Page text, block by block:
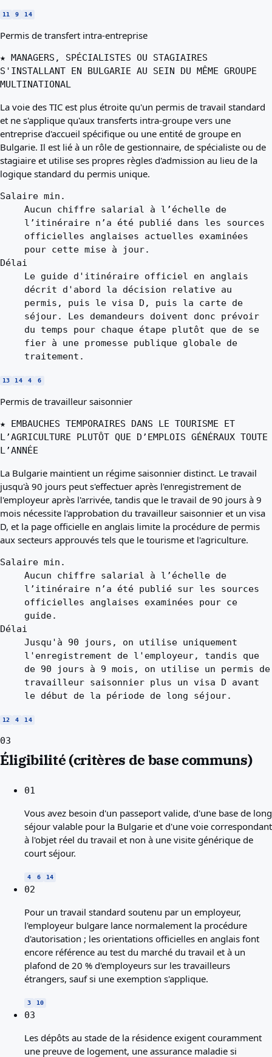
11 9 14
Permis de transfert intra-entreprise
★ MANAGERS, SPÉCIALISTES OU STAGIAIRES
S'INSTALLANT EN BULGARIE AU SEIN DU MÊME GROUPE
MULTINATIONAL
La voie des TIC est plus étroite qu'un permis de travail standard
et ne s'applique qu'aux transferts intra-groupe vers une
entreprise d'accueil spécifique ou une entité de groupe en
Bulgarie. Il est lié à un rôle de gestionnaire, de spécialiste ou de
stagiaire et utilise ses propres règles d'admission au lieu de la
logique standard du permis unique.
Salaire min.
Aucun chiffre salarial à l’échelle de
l’itinéraire n’a été publié dans les sources
officielles anglaises actuelles examinées
pour cette mise à jour.
Délai
Le guide d'itinéraire officiel en anglais
décrit d'abord la décision relative au
permis, puis le visa D, puis la carte de
séjour. Les demandeurs doivent donc prévoir
du temps pour chaque étape plutôt que de se
fier à une promesse publique globale de
traitement.
13 14 4 6
Permis de travailleur saisonnier
★ EMBAUCHES TEMPORAIRES DANS LE TOURISME ET
L’AGRICULTURE PLUTÔT QUE D’EMPLOIS GÉNÉRAUX TOUTE
L’ANNÉE
La Bulgarie maintient un régime saisonnier distinct. Le travail
jusqu'à 90 jours peut s'effectuer après l'enregistrement de
l'employeur après l'arrivée, tandis que le travail de 90 jours à 9
mois nécessite l'approbation du travailleur saisonnier et un visa
D, et la page officielle en anglais limite la procédure de permis
aux secteurs approuvés tels que le tourisme et l'agriculture.
Salaire min.
Aucun chiffre salarial à l’échelle de
l’itinéraire n’a été publié sur les sources
officielles anglaises examinées pour ce
guide.
Délai
Jusqu'à 90 jours, on utilise uniquement
l'enregistrement de l'employeur, tandis que
de 90 jours à 9 mois, on utilise un permis de
travailleur saisonnier plus un visa D avant
le début de la période de long séjour.
12 4 14
03
Éligibilité (critères de base communs)
01
Vous avez besoin d'un passeport valide, d'une base de long
séjour valable pour la Bulgarie et d'une voie correspondant
à l'objet réel du travail et non à une visite générique de
court séjour.
4 6 14
02
Pour un travail standard soutenu par un employeur,
l'employeur bulgare lance normalement la procédure
d'autorisation ; les orientations officielles en anglais font
encore référence au test du marché du travail et à un
plafond de 20 % d'employeurs sur les travailleurs
étrangers, sauf si une exemption s'applique.
3 10
03
Les dépôts au stade de la résidence exigent couramment
une preuve de logement, une assurance maladie si